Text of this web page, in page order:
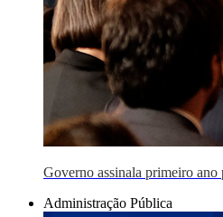
Governo assinala primeiro
Administração Pública